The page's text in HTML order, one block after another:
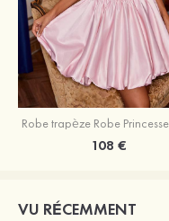
108 €
VU RÉCEMMENT